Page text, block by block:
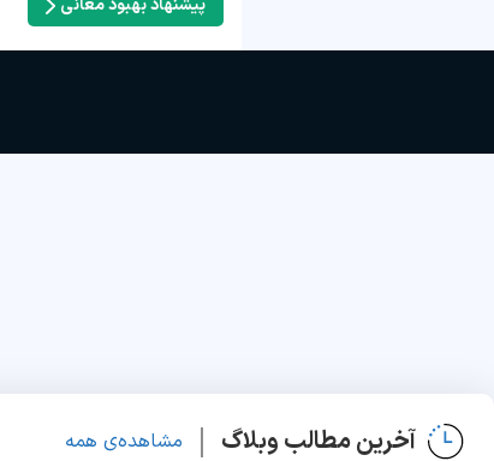
پیشنهاد بهبود معانی
آخرین مطالب وبلاگ مشاهده‌ی همه